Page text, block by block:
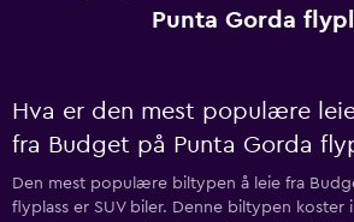
Punta Gorda
Hva er den mest populære
fra Budget på Punta Gorda
Den mest populære biltypen å leie fra
flyplass er SUV biler. Denne biltypen koster